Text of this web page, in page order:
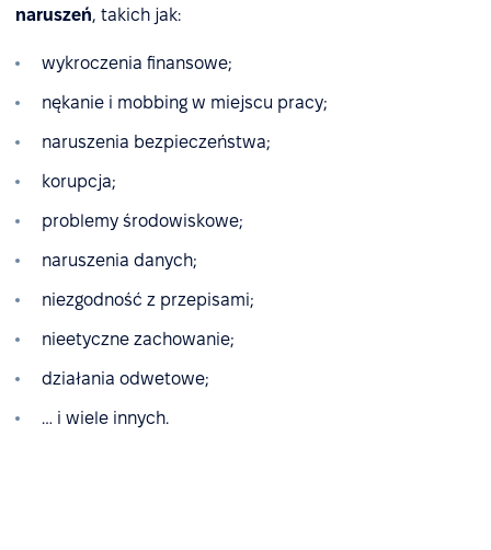
naruszeń, takich jak:
wykroczenia finansowe;
nękanie i mobbing w miejscu pracy;
naruszenia bezpieczeństwa;
korupcja;
problemy środowiskowe;
naruszenia danych;
niezgodność z przepisami;
nieetyczne zachowanie;
działania odwetowe;
… i wiele innych.